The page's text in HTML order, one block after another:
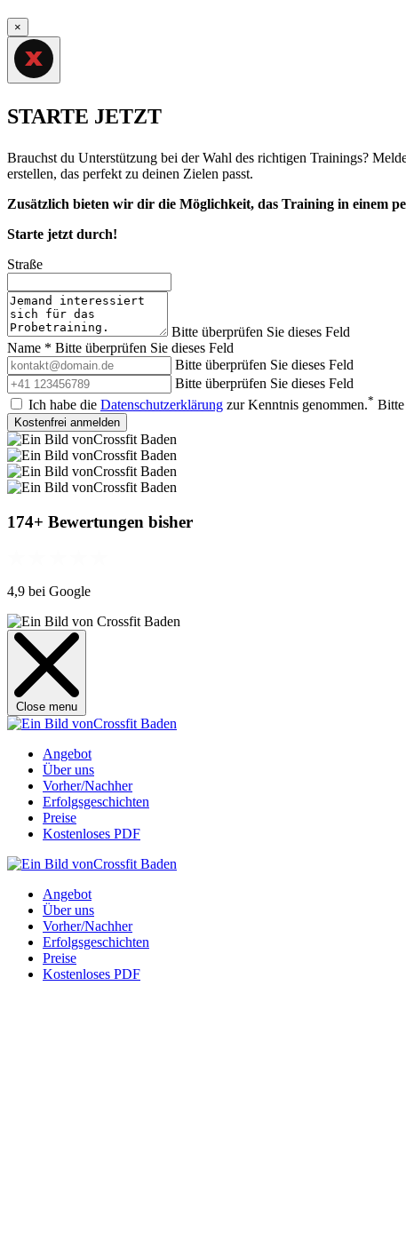
×
STARTE JETZT
Brauchst du Unterstützung bei der Wahl des richtigen Trainings?
erstellen, das perfekt zu deinen Zielen passt.
Zusätzlich bieten wir dir die Möglichkeit, das Training in einem
Starte jetzt durch!
Straße
Bitte überprüfen Sie dieses Feld
Name * Bitte überprüfen Sie dieses Feld
Bitte überprüfen Sie dieses Feld
Bitte überprüfen Sie dieses Feld
Ich habe die Datenschutzerklärung zur Kenntnis genommen.* Bitte
Kostenfrei anmelden
174+ Bewertungen bisher
4,9 bei Google
Close menu
Angebot
Über uns
Vorher/Nachher
Erfolgsgeschichten
Preise
Kostenloses PDF
Angebot
Über uns
Vorher/Nachher
Erfolgsgeschichten
Preise
Kostenloses PDF